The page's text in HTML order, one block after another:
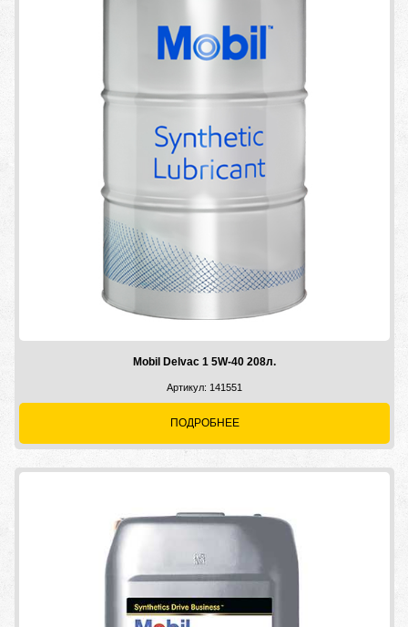
Mobil Delvac 1 5W-40 208л.
Артикул: 141551
ПОДРОБНЕЕ